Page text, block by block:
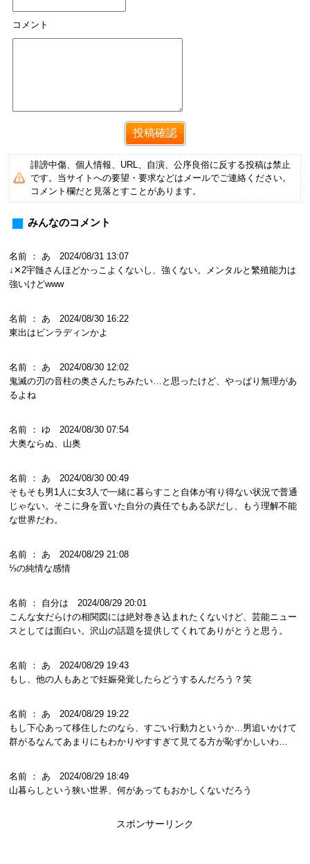
コメント
誹謗中傷、個人情報、URL、自演、公序良俗に反する投稿は禁止
です。当サイトへの要望・要求などはメールでご連絡ください。
コメント欄だと見落とすことがあります。
みんなのコメント
名前 ： あ 2024/08/31 13:07
↓✕2宇髄さんほどかっこよくないし、強くない。メンタルと繁殖能力は
強いけどwww
名前 ： あ 2024/08/30 16:22
東出はビンラディンかよ
名前 ： あ 2024/08/30 12:02
鬼滅の刃の音柱の奥さんたちみたい…と思ったけど、やっぱり無理があ
るよね
名前 ： ゆ 2024/08/30 07:54
大奥ならぬ、山奥
名前 ： あ 2024/08/30 00:49
そもそも男1人に女3人で一緒に暮らすこと自体が有り得ない状況で普通
じゃない。そこに身を置いた自分の責任でもある訳だし、もう理解不能
な世界だわ。
名前 ： あ 2024/08/29 21:08
⅓の純情な感情
名前 ： 自分は 2024/08/29 20:01
こんな女だらけの相関図には絶対巻き込まれたくないけど、芸能ニュー
スとしては面白い。沢山の話題を提供してくれてありがとうと思う。
名前 ： あ 2024/08/29 19:43
もし、他の人もあとで妊娠発覚したらどうするんだろう？笑
名前 ： あ 2024/08/29 19:22
もし下心あって移住したのなら、すごい行動力というか…男追いかけて
群がるなんてあまりにもわかりやすすぎて見てる方が恥ずかしいわ…
名前 ： あ 2024/08/29 18:49
山暮らしという狭い世界、何があってもおかしくないだろう
スポンサーリンク